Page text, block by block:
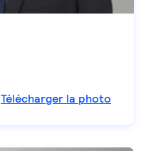
Télécharger la photo